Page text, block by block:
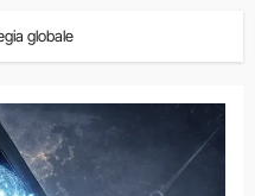
globale